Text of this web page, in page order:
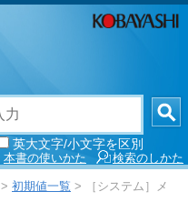
英大文字/小文字を区別
検索のしかた
本書の使いかた
> 初期値一覧 > ［システム］メ